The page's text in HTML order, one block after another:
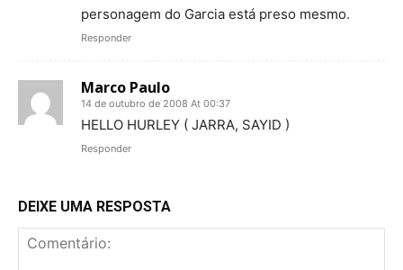
personagem do Garcia está preso mesmo.
Responder
Marco Paulo
14 de outubro de 2008 At 00:37
HELLO HURLEY ( JARRA, SAYID )
Responder
DEIXE UMA RESPOSTA